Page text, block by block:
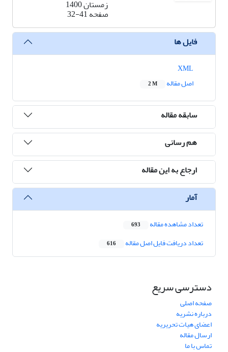
زمستان 1400
صفحه32-41
فایل ها
اصل مقاله
2 M
سابقه مقاله
هم رسانی
ارجاع به این مقاله
آمار
تعداد مشاهده مقاله 693
تعداد دریافت فایل اصل مقاله 616
دسترسی سریع
صفحه اصلی
درباره نشریه
اعضای هیات تحریریه
ارسال مقاله
تماس با ما